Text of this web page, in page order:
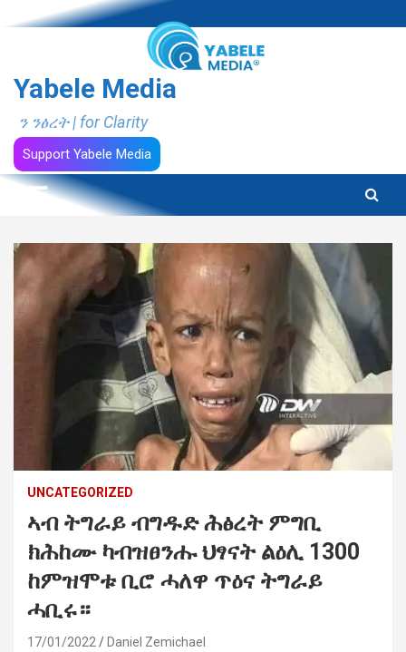
to
Yabele Media
ን ንፅረት | for Clarity
Support Yabele Media
UNCATEGORIZED
ኣብ ትግራይ ብግዱድ ሕፅረት ምግቢ
ክሕከሙ ካብዝፀንሑ ህፃናት ልዕሊ 1300
ከምዝሞቱ ቢሮ ሓለዋ ጥዕና ትግራይ
ሓቢሩ።
17/01/2022 Daniel Zemichael